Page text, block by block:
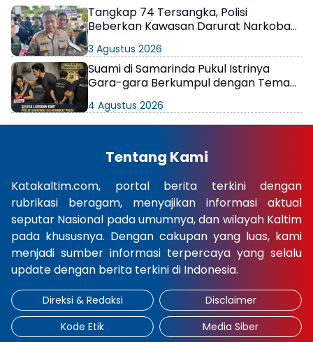
Tangkap 74 Tersangka, Polisi
Beberkan Kawasan Darurat Narkoba
3 Agustus 2026
Suami di Samarinda Pukul Istrinya
Gara-gara Berkumpul dengan Teman
4 Agustus 2026
Tentang Kami
Katakaltim.com, portal berita terkini dengan
rubrikasi beragam, menyajikan informasi aktual
seputar Nasional pada umumnya, dan wilayah Kaltim
pada khususnya. Dengan cakupan yang luas, kami
menjadi sumber informasi terpercaya yang selalu
update dengan berita terkini di Indonesia.
Direksi & Redaksi
Disclaimer
Kode Etik
Media Siber